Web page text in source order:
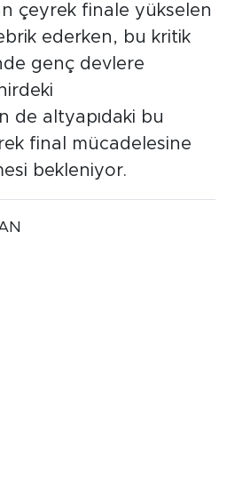
çeyrek finale yükselen
ederken, bu kritik
genç devlere
de altyapıdaki bu
final mücadelesine
bekleniyor.